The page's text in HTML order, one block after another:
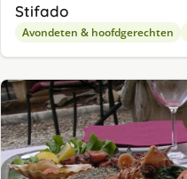
Stifado
Avondeten & hoofdgerechten